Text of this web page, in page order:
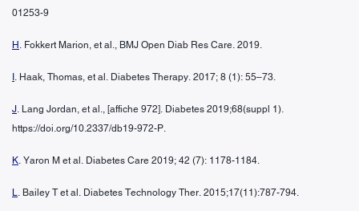
01253-9
H . Fokkert Marion, et al., BMJ Open Diab Res Care. 2019.
. Haak, Thomas, et al. Diabetes Therapy. 2017; 8 (1): 55–73.
J. Lang Jordan, et al., [affiche 972]. Diabetes 2019;68(suppl 1).
https://doi.org/10.2337/db19-972-P.
K. Yaron M et al. Diabetes Care 2019; 42 (7): 1178-1184.
L. Bailey T et al. Diabetes Technology Ther. 2015;17(11):787-794.